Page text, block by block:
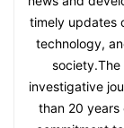
timely updates
technology,
investigative
than 20 years